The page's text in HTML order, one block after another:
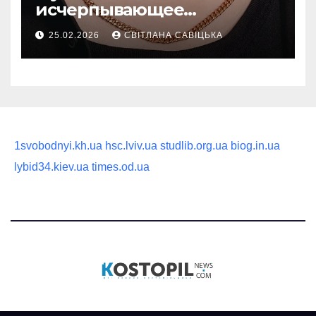
исчерпывающее
руководство по выбору
статусного украшения
25.02.2026 СВІТЛАНА САВІЦЬКА
1svobodnyi.kh.ua hsc.lviv.ua studlib.org.ua biog.in.ua
lybid34.kiev.ua times.od.ua